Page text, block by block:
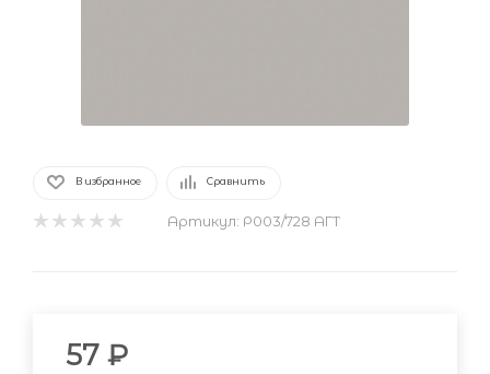
В избранное Сравнить
Артикул: Р003/728 АГТ
57 ₽